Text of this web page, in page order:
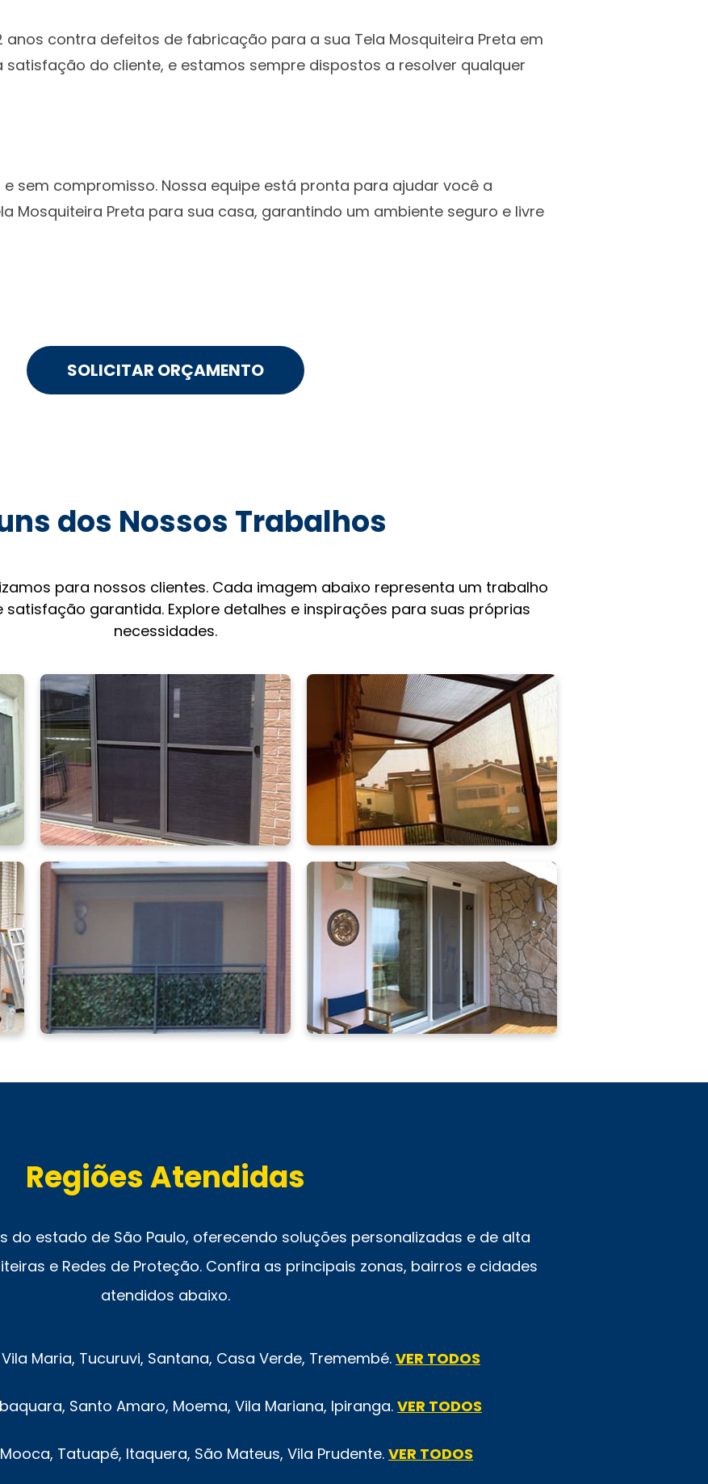
contra defeitos de fabricação para a sua Tela Mosquiteira Preta em
satisfação do cliente, e estamos sempre dispostos a resolver qualquer
sem compromisso. Nossa equipe está pronta para ajudar você a
Mosquiteira Preta para sua casa, garantindo um ambiente seguro e livre
SOLICITAR ORÇAMENTO
dos Nossos Trabalhos
para nossos clientes. Cada imagem abaixo representa um trabalho
garantida. Explore detalhes e inspirações para suas próprias
necessidades.
Regiões Atendidas
do estado de São Paulo, oferecendo soluções personalizadas e de alta
e Redes de Proteção. Confira as principais zonas, bairros e cidades
atendidos abaixo.
Vila Maria, Tucuruvi, Santana, Casa Verde, Tremembé. VER TODOS
Santo Amaro, Moema, Vila Mariana, Ipiranga. VER TODOS
Mooca, Tatuapé, Itaquera, São Mateus, Vila Prudente. VER TODOS